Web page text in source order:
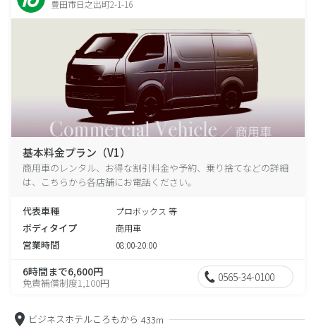
豊田市日之出町2-1-16
基本料金プラン（V1）
商用車のレンタル、お得な割引料金や予約、乗り捨てなどの詳細
は、こちらから各店舗にお電話ください。
代表車種 プロボックス 等
ボディタイプ 商用車
営業時間 08:00-20:00
6時間まで6,600円
免責補償制度1,100円 0565-34-0100
ビジネスホテルころもから 433m